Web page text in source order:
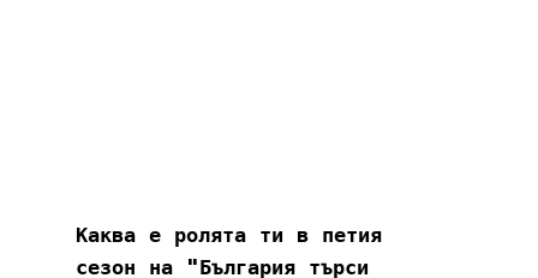
Каква е ролята ти в петия
сезон на "България търси